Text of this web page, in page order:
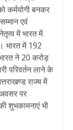
कर्मयोगी बनकर
एवं
में भारत में
भारत में 192
ने 20 करोड़
परिवर्तन लाने के
राज्य में
पर
शुभकामनाएं भी